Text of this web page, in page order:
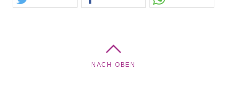
NACH OBEN